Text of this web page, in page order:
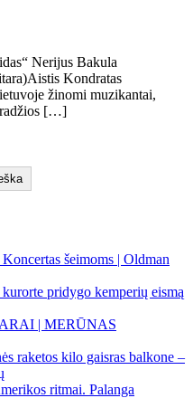
Nerijus Bakula
Kondratas
žinomi muzikantai,
[…]
šeimoms | Oldman
pridygo kemperių eismą
| MERŪNAS
raketos kilo gaisras balkone –
ritmai. Palanga